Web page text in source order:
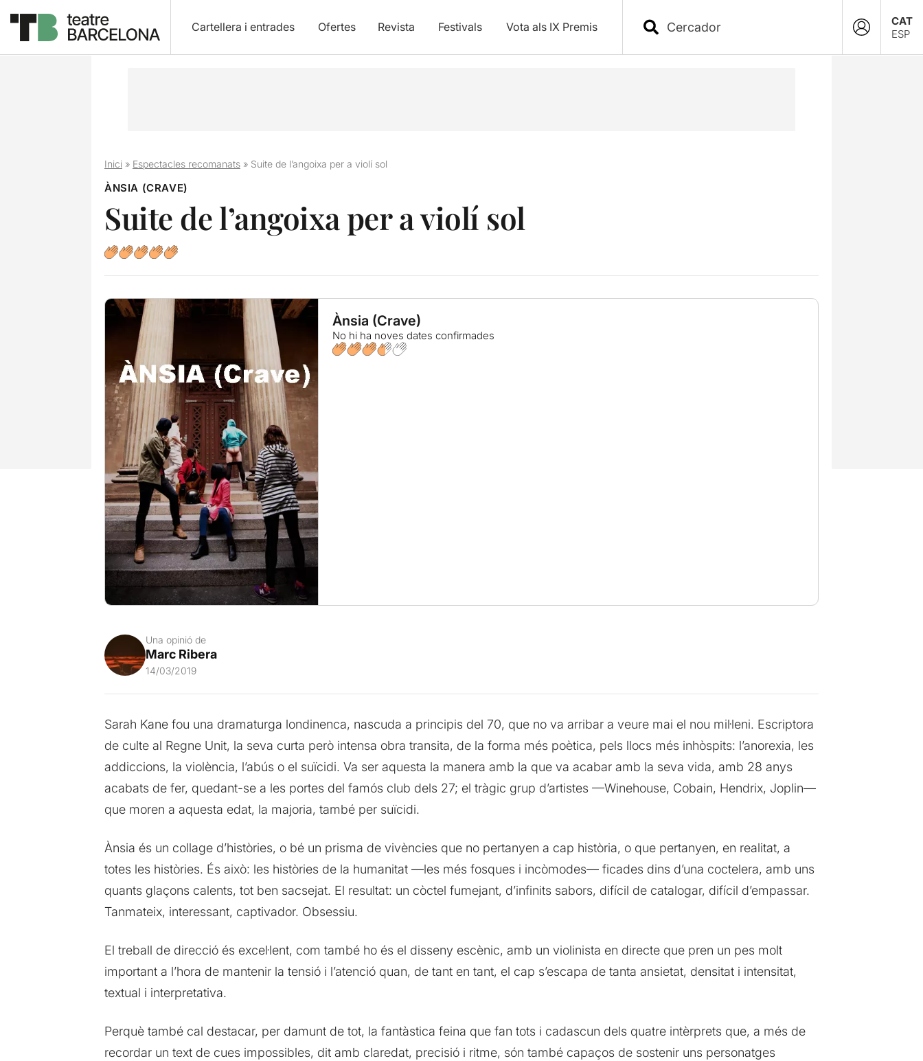
Cartellera i entrades Ofertes Revista Festivals Vota als IX Premis
CAT
ESP
Inici» Espectacles recomanats» Suite de l’angoixa per a violí sol
ÀNSIA (CRAVE)
Suite de l’angoixa per a violí sol
Ànsia (Crave)
No hi ha noves dates confirmades
Una opinió de
Marc Ribera
14/03/2019
Sarah Kane fou una dramaturga londinenca, nascuda a principis del 70, que no va arribar a veure mai el nou mil·leni. Escriptora
de culte al Regne Unit, la seva curta però intensa obra transita, de la forma més poètica, pels llocs més inhòspits: l’anorexia, les
addiccions, la violència, l’abús o el suïcidi. Va ser aquesta la manera amb la que va acabar amb la seva vida, amb 28 anys
acabats de fer, quedant-se a les portes del famós club dels 27; el tràgic grup d’artistes —Winehouse, Cobain, Hendrix, Joplin—
que moren a aquesta edat, la majoria, també per suïcidi.
Ànsia és un collage d’històries, o bé un prisma de vivències que no pertanyen a cap història, o que pertanyen, en realitat, a
totes les històries. És això: les històries de la humanitat —les més fosques i incòmodes— ficades dins d’una coctelera, amb uns
quants glaçons calents, tot ben sacsejat. El resultat: un còctel fumejant, d’infinits sabors, difícil de catalogar, difícil d’empassar.
Tanmateix, interessant, captivador. Obsessiu.
El treball de direcció és excel·lent, com també ho és el disseny escènic, amb un violinista en directe que pren un pes molt
important a l’hora de mantenir la tensió i l’atenció quan, de tant en tant, el cap s’escapa de tanta ansietat, densitat i intensitat,
textual i interpretativa.
Perquè també cal destacar, per damunt de tot, la fantàstica feina que fan tots i cadascun dels quatre intèrprets que, a més de
recordar un text de cues impossibles, dit amb claredat, precisió i ritme, són també capaços de sostenir uns personatges